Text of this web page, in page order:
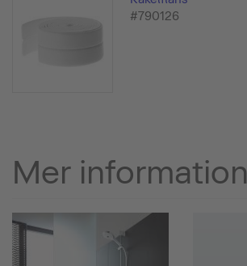
#790126
Mer information